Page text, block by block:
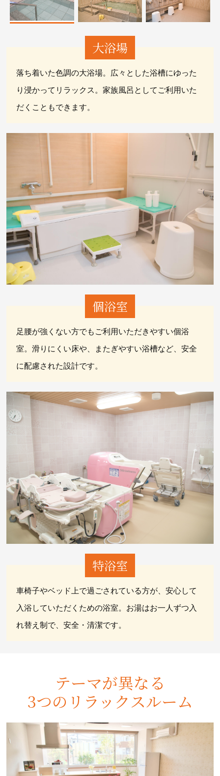
大浴場
落ち着いた色調の大浴場。広々とした浴槽にゆった
り浸かってリラックス。家族風呂としてご利用いた
だくこともできます。
個浴室
足腰が強くない方でもご利用いただきやすい個浴
室。滑りにくい床や、またぎやすい浴槽など、安全
に配慮された設計です。
特浴室
車椅子やベッド上で過ごされている方が、安心して
入浴していただくための浴室。お湯はお一人ずつ入
れ替え制で、安全・清潔です。
テーマが異なる
3つのリラックスルーム